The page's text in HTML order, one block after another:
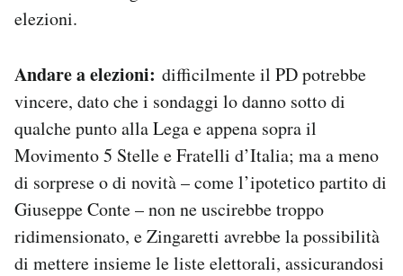
elezioni.
Andare a elezioni: difficilmente il PD potrebbe
vincere, dato che i sondaggi lo danno sotto di
qualche punto alla Lega e appena sopra il
Movimento 5 Stelle e Fratelli d’Italia; ma a meno
di sorprese o di novità – come l’ipotetico partito di
Giuseppe Conte – non ne uscirebbe troppo
ridimensionato, e Zingaretti avrebbe la possibilità
di mettere insieme le liste elettorali, assicurandosi